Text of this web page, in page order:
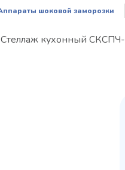
шоковой заморозки
Стеллаж кухонный